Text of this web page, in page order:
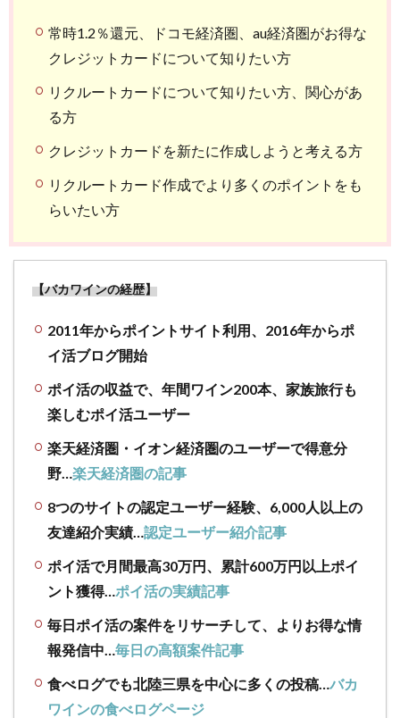
常時1.2％還元、ドコモ経済圏、au経済圏がお得な
クレジットカードについて知りたい方
リクルートカードについて知りたい方、関心があ
る方
クレジットカードを新たに作成しようと考える方
リクルートカード作成でより多くのポイントをも
らいたい方
【バカワインの経歴】
2011年からポイントサイト利用、2016年からポ
イ活ブログ開始
ポイ活の収益で、年間ワイン200本、家族旅行も
楽しむポイ活ユーザー
楽天経済圏・イオン経済圏のユーザーで得意分
野…楽天経済圏の記事
8つのサイトの認定ユーザー経験、6,000人以上の
友達紹介実績…認定ユーザー紹介記事
ポイ活で月間最高30万円、累計600万円以上ポイ
ント獲得…ポイ活の実績記事
毎日ポイ活の案件をリサーチして、よりお得な情
報発信中…毎日の高額案件記事
食べログでも北陸三県を中心に多くの投稿…バカ
ワインの食べログページ